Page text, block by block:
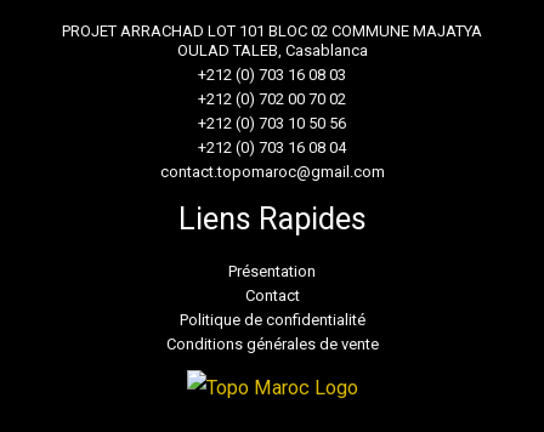
PROJET ARRACHAD LOT 101 BLOC 02 COMMUNE MAJATYA
OULAD TALEB, Casablanca
+212 (0) 703 16 08 03
+212 (0) 702 00 70 02
+212 (0) 703 10 50 56
+212 (0) 703 16 08 04
contact.topomaroc@gmail.com
Liens Rapides
Présentation
Contact
Politique de confidentialité
Conditions générales de vente